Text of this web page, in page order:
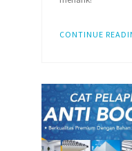
CONTINUE